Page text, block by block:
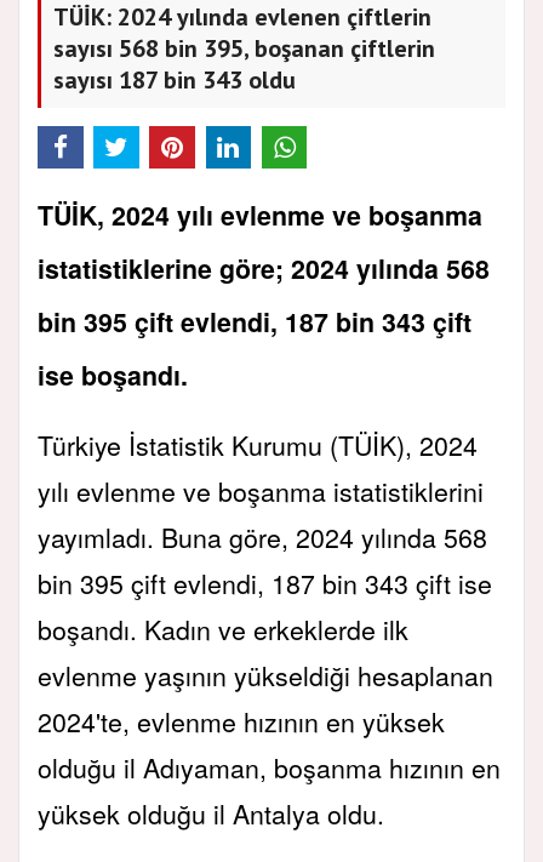
TÜİK: 2024 yılında evlenen çiftlerin
sayısı 568 bin 395, boşanan çiftlerin
sayısı 187 bin 343 oldu
TÜİK, 2024 yılı evlenme ve boşanma
istatistiklerine göre; 2024 yılında 568
bin 395 çift evlendi, 187 bin 343 çift
ise boşandı.
Türkiye İstatistik Kurumu (TÜİK), 2024
yılı evlenme ve boşanma istatistiklerini
yayımladı. Buna göre, 2024 yılında 568
bin 395 çift evlendi, 187 bin 343 çift ise
boşandı. Kadın ve erkeklerde ilk
evlenme yaşının yükseldiği hesaplanan
2024'te, evlenme hızının en yüksek
olduğu il Adıyaman, boşanma hızının en
yüksek olduğu il Antalya oldu.